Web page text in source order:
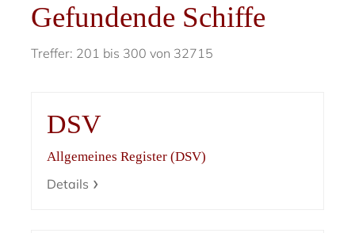
Gefundende Schiffe
Treffer: 201 bis 300 von 32715
DSV
Allgemeines Register (DSV)
Details